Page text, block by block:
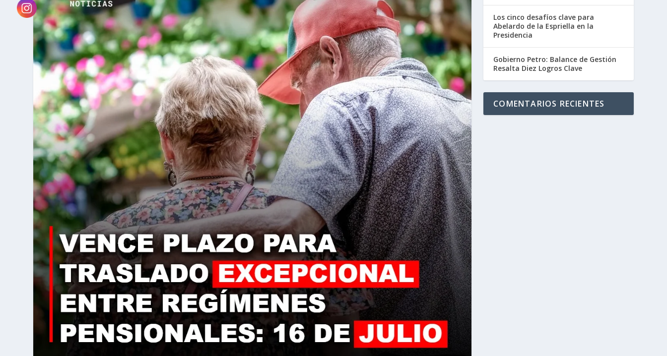
Los cinco desafíos clave para
Abelardo de la Espriella en la
Presidencia
Gobierno Petro: Balance de Gestión
Resalta Diez Logros Clave
COMENTARIOS RECIENTES